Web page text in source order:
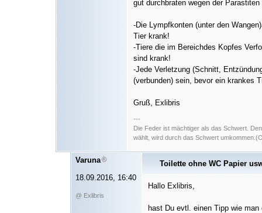
gut durchbraten wegen der
-Die Lympfkonten (unter den
Tier krank!
-Tiere die im Bereichdes Kopfes
sind krank!
-Jede Verletzung (Schnitt,
(verbunden) sein, bevor ein krankes
Gruß, Exlibris
---
Die Feder ist mächtiger als das Schwert.
wählt, wird durch das Schwert
Varuna
18.09.2016, 16:40
@ Exlibris
Toilette ohne WC Papier
Hallo Exlibris,
hast Du evtl. einen Tipp wie